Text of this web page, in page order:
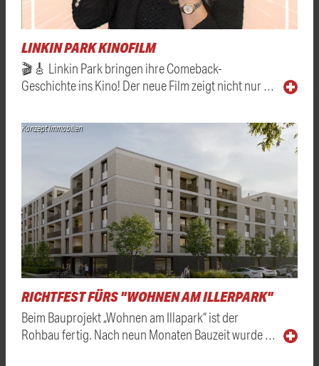
LINKIN PARK KINOFILM
🎬🎸 Linkin Park bringen ihre Comeback-
Geschichte ins Kino! Der neue Film zeigt nicht nur …
Konzept Immobilien
RICHTFEST FÜRS "WOHNEN AM ILLERPARK"
Beim Bauprojekt „Wohnen am Illapark“ ist der
Rohbau fertig. Nach neun Monaten Bauzeit wurde …